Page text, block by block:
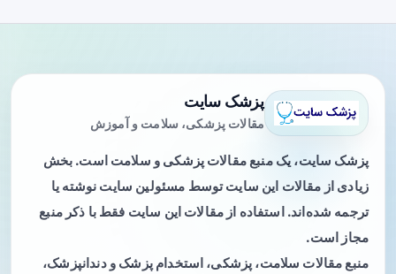
پزشک سایت
مقالات پزشکی، سلامت و آموزش
پزشک سایت، یک منبع مقالات پزشکی و سلامت است. بخش
زیادی از مقالات این سایت توسط مسئولین سایت نوشته یا
ترجمه شده‌اند. استفاده از مقالات این سایت فقط با ذکر منبع
مجاز است.
منبع مقالات سلامت، پزشکی، استخدام پزشک و دندانپزشک،